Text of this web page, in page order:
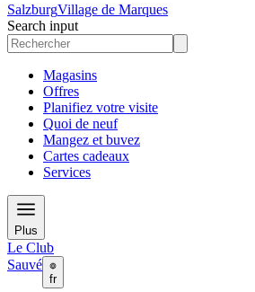
SalzburgVillage de Marques
Search input
Magasins
Offres
Planifiez votre visite
Quoi de neuf
Mangez et buvez
Cartes cadeaux
Services
Plus
Le Club
Sauvé
fr